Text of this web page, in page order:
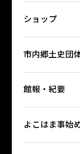
ショップ
市内郷土史団
館報・紀要
よこはま事始